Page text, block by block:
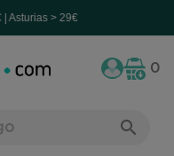
> 29€
0
search